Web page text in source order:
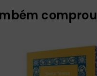
comprou